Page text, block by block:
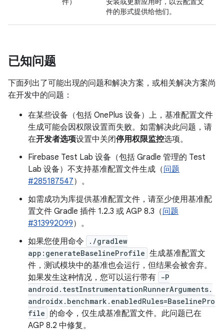
件的形式提供给他们。
已知问题
下面列出了可能出现的问题和解决方案，或相关解决方案尚
在开发中的问题：
在某些设备（包括 OnePlus 设备）上，基准配置文件
生成可能会因权限设置而失败。如需解决此问题，请
在开发者选项设置中关闭停用权限监控选项。
Firebase Test Lab 设备（包括 Gradle 管理的 Test
Lab 设备）不支持基准配置文件生成（问题
#285187547）。
如需成功为库提供基准配置文件，请至少使用基准配
置文件 Gradle 插件 1.2.3 或 AGP 8.3（问题
#313992099）。
如果您使用命令
./gradlew
app:generateBaselineProfile 生成基准配置文
件，测试模块中的基准也会运行，但结果会被舍弃。
如果发生这种情况，您可以运行带有 -P
android.testInstrumentationRunnerArguments.
androidx.benchmark.enabledRules=BaselinePro
file 的命令，仅生成基准配置文件。此问题已在
AGP 8.2 中修复。